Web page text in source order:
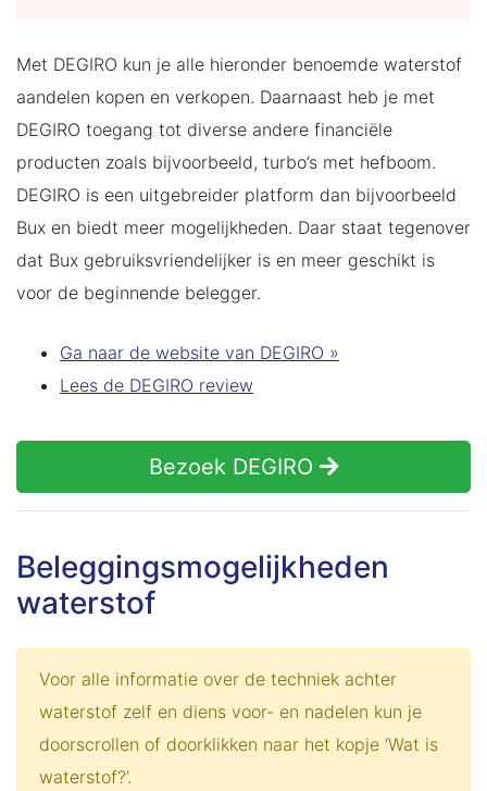
Met DEGIRO kun je alle hieronder benoemde waterstof
aandelen kopen en verkopen. Daarnaast heb je met
DEGIRO toegang tot diverse andere financiële
producten zoals bijvoorbeeld, turbo’s met hefboom.
DEGIRO is een uitgebreider platform dan bijvoorbeeld
Bux en biedt meer mogelijkheden. Daar staat tegenover
dat Bux gebruiksvriendelijker is en meer geschikt is
voor de beginnende belegger.
Ga naar de website van DEGIRO »
Lees de DEGIRO review
Bezoek DEGIRO
Beleggingsmogelijkheden
waterstof
Voor alle informatie over de techniek achter
waterstof zelf en diens voor- en nadelen kun je
doorscrollen of doorklikken naar het kopje ‘Wat is
waterstof?’.